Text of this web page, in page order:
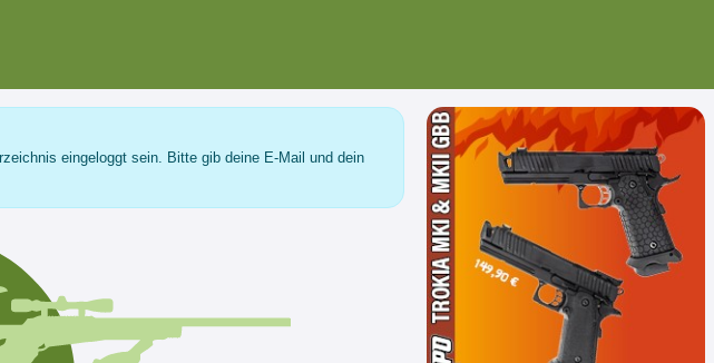
eingeloggt sein. Bitte gib deine E-Mail und dein